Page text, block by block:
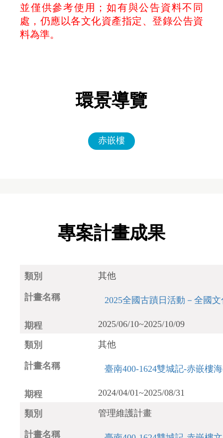
並僅供參考使用；如有與公告資料不同
處，仍應以各文化資產指定、登錄公告資
料為準。
環景導覽
赤嵌樓
專案計畫成果
其他
2025全國古蹟日活動－全國
2025/06/10~2025/10/09
其他
臺南400-1624雙城記-赤嵌樓
2024/04/01~2025/08/31
管理維護計畫